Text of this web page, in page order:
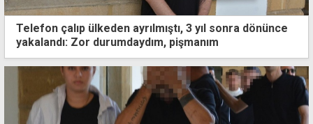
Telefon çalıp ülkeden ayrılmıştı, 3 yıl sonra dönünce
yakalandı: Zor durumdaydım, pişmanım